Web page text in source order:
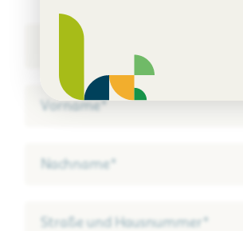
Vorname*
Nachname*
Straße und Hausnummer*